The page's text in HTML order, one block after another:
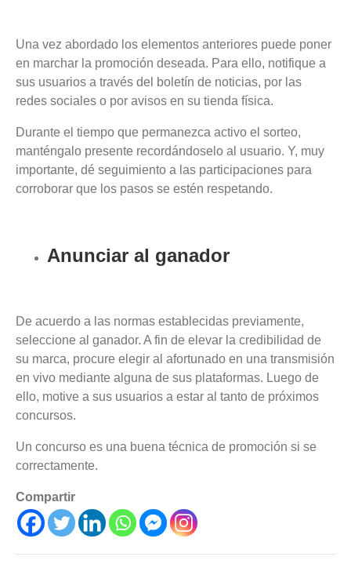
Una vez abordado los elementos anteriores puede poner
en marchar la promoción deseada. Para ello, notifique a
sus usuarios a través del boletín de noticias, por las
redes sociales o por avisos en su tienda física.
Durante el tiempo que permanezca activo el sorteo,
manténgalo presente recordándoselo al usuario. Y, muy
importante, dé seguimiento a las participaciones para
corroborar que los pasos se estén respetando.
Anunciar al ganador
De acuerdo a las normas establecidas previamente,
seleccione al ganador. A fin de elevar la credibilidad de
su marca, procure elegir al afortunado en una transmisión
en vivo mediante alguna de sus plataformas. Luego de
ello, motive a sus usuarios a estar al tanto de próximos
concursos.
Un concurso es una buena técnica de promoción si se
correctamente.
Compartir